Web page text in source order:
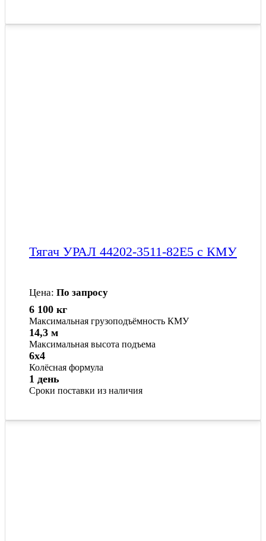
Тягач УРАЛ 44202-3511-82Е5 с КМУ
Цена: По запросу
Максимальная грузоподъёмность КМУ
6 100 кг
Максимальная высота подъема
14,3 м
Колёсная формула
6x4
Сроки поставки из наличия
1 день